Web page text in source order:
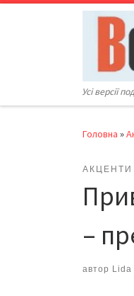
Перейти до вмісту
Усі версії
Головна »
АКЦЕНТИ
–
автор Lida